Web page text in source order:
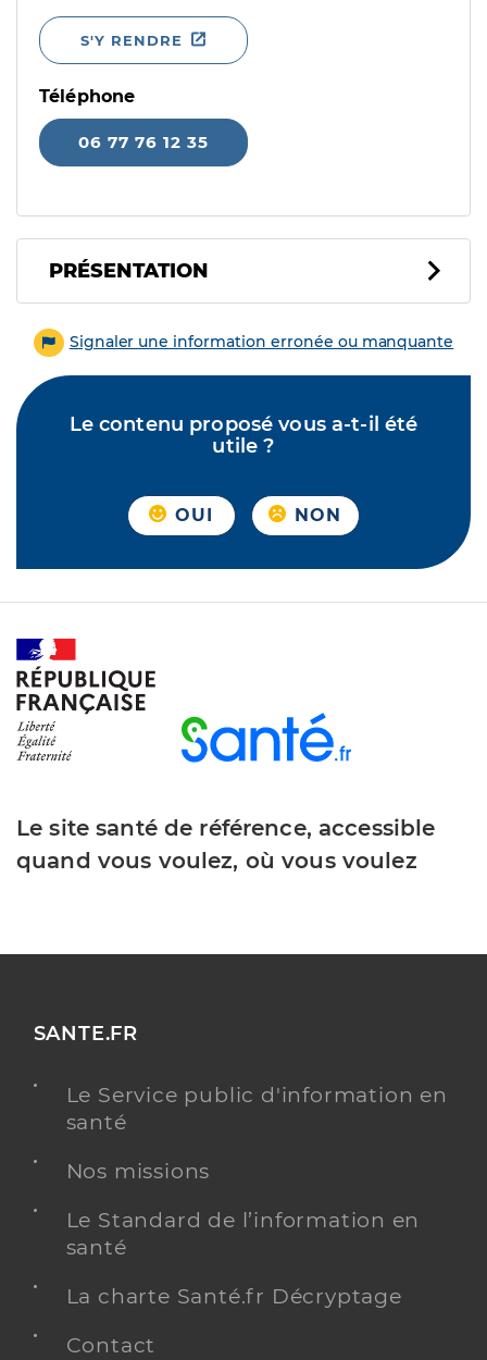
S'Y RENDRE
Téléphone
06 77 76 12 35
PRÉSENTATION
Signaler une information erronée ou manquante
Le contenu proposé vous a-t-il été
utile ?
OUI NON
Le site santé de référence, accessible
quand vous voulez, où vous voulez
SANTE.FR
Le Service public d'information en
santé
Nos missions
Le Standard de l’information en
santé
La charte Santé.fr Décryptage
Contact